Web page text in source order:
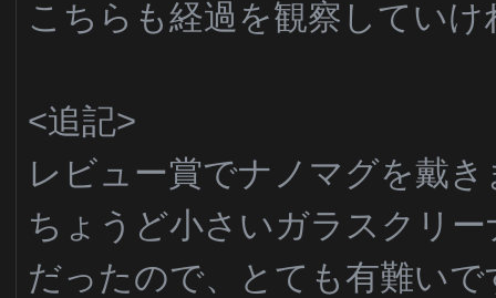
こちらも経過を観察してい
<追記>
レビュー賞でナノマグを戴
ちょうど小さいガラスクリ
だったので、とても有難いで